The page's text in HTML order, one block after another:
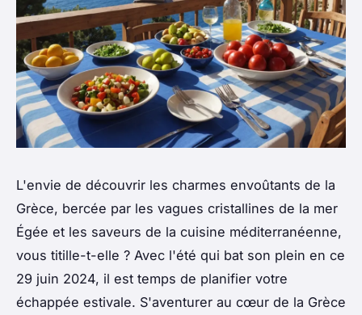
L'envie de découvrir les charmes envoûtants de la
Grèce, bercée par les vagues cristallines de la mer
Égée et les saveurs de la cuisine méditerranéenne,
vous titille-t-elle ? Avec l'été qui bat son plein en ce
29 juin 2024, il est temps de planifier votre
échappée estivale. S'aventurer au cœur de la Grèce